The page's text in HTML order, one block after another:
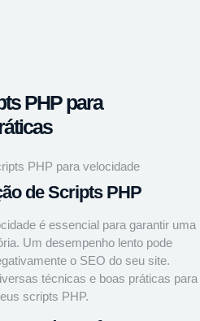
PHP para
de Scripts PHP
é essencial para garantir uma
Um desempenho lento pode
o SEO do seu site.
técnicas e boas práticas para
scripts PHP.